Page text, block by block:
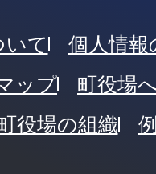
て
個人情
ップ
町役場
役場の組織